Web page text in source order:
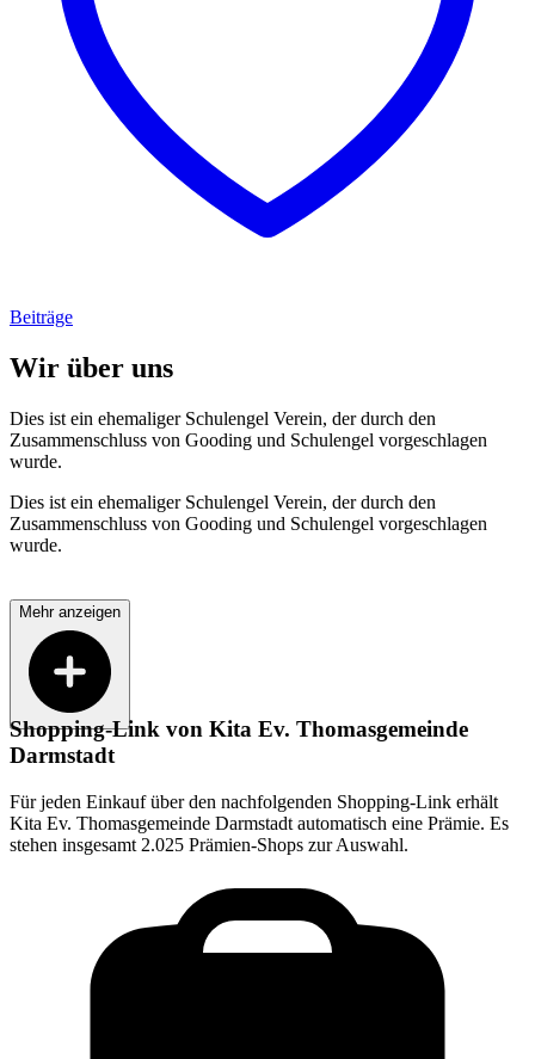
Beiträge
Wir über uns
Dies ist ein ehemaliger Schulengel Verein, der durch den
Zusammenschluss von Gooding und Schulengel vorgeschlagen
wurde.
Dies ist ein ehemaliger Schulengel Verein, der durch den
Zusammenschluss von Gooding und Schulengel vorgeschlagen
wurde.
Mehr anzeigen
Shopping-Link von Kita Ev. Thomasgemeinde
Darmstadt
Für jeden Einkauf über den nachfolgenden Shopping-Link erhält
Kita Ev. Thomasgemeinde Darmstadt automatisch eine Prämie. Es
stehen insgesamt 2.025 Prämien-Shops zur Auswahl.